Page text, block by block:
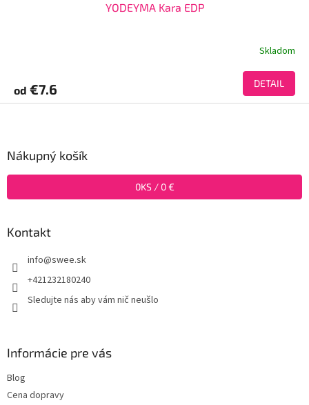
YODEYMA Kara EDP
Skladom
od €7.6 DETAIL
Nákupný košík
0KS / 0 €
Kontakt
info@swee.sk
+421232180240
Sledujte nás aby vám nič neušlo
Informácie pre vás
Blog
Cena dopravy